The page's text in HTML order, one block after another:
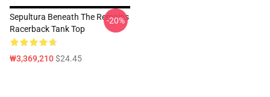
Sepultura Beneath The Remains
Racerback Tank Top
₩3,369,210$24.45
-20%